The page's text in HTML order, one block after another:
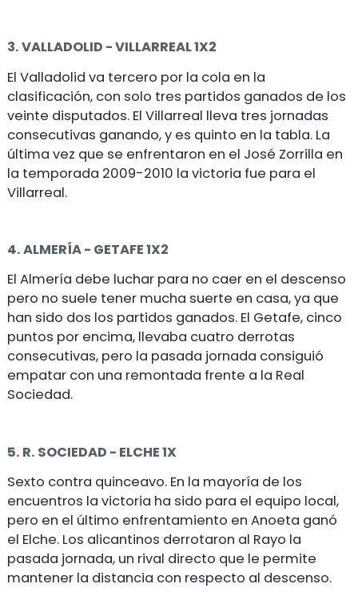
3. VALLADOLID - VILLARREAL 1X2
El Valladolid va tercero por la cola en la
clasificación, con solo tres partidos ganados de los
veinte disputados. El Villarreal lleva tres jornadas
consecutivas ganando, y es quinto en la tabla. La
última vez que se enfrentaron en el José Zorrilla en
la temporada 2009-2010 la victoria fue para el
Villarreal.
4. ALMERÍA - GETAFE 1X2
El Almería debe luchar para no caer en el descenso
pero no suele tener mucha suerte en casa, ya que
han sido dos los partidos ganados. El Getafe, cinco
puntos por encima, llevaba cuatro derrotas
consecutivas, pero la pasada jornada consiguió
empatar con una remontada frente a la Real
Sociedad.
5. R. SOCIEDAD - ELCHE 1X
Sexto contra quinceavo. En la mayoría de los
encuentros la victoria ha sido para el equipo local,
pero en el último enfrentamiento en Anoeta ganó
el Elche. Los alicantinos derrotaron al Rayo la
pasada jornada, un rival directo que le permite
mantener la distancia con respecto al descenso.